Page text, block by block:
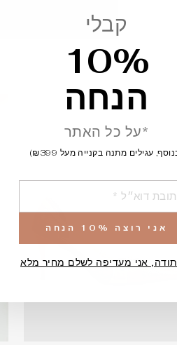
קבלי
10%
הנחה
*על כל האתר
עגילים מתנה בקנייה מעל ₪399)
אני רוצה 10% הנחה
אני מעדיפה לשלם מחיר מלא